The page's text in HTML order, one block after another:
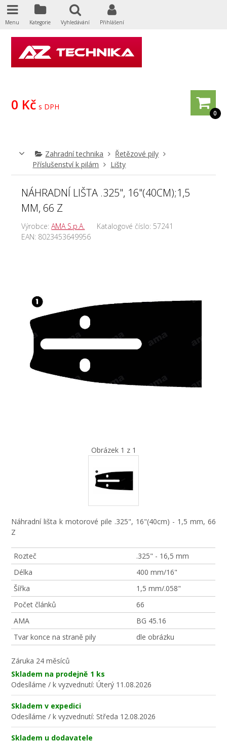
0
0 Kč s DPH
Zahradní technika
Řetězové pily
Příslušenství k pilám
Lišty
NÁHRADNÍ LIŠTA .325", 16"(40CM);1,5
MM, 66 Z
Výrobce:AMA S.p.A. Katalogové číslo: 57241
EAN: 8023453649956
Obrázek 1 z 1
Náhradní lišta k motorové pile .325", 16"(40cm) - 1,5 mm, 66
Z
Rozteč
.325" - 16,5 mm
Délka
400 mm/16"
Šířka
1,5 mm/.058"
Počet článků
66
AMA
BG 45.16
Tvar konce na straně pily
dle obrázku
Záruka 24 měsíců
Skladem na prodejně 1 ks
Odesíláme / k vyzvednutí:Úterý 11.08.2026
Skladem v expedici
Odesíláme / k vyzvednutí: Středa 12.08.2026
Skladem u dodavatele
Menu Kategorie Vyhledávání Přihlášení